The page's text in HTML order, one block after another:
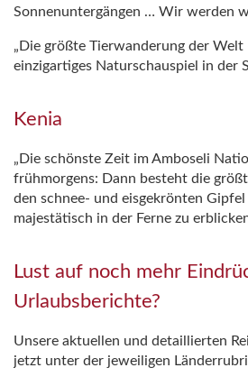
Sonnenuntergängen … Wir werden
„Die größte Tierwanderung der Welt
einzigartiges Naturschauspiel in der
Kenia
„Die schönste Zeit im Amboseli
frühmorgens: Dann besteht die
den schnee‑ und eisgekrönten
majestätisch in der Ferne zu
Lust auf noch mehr
Urlaubsberichte?
Unsere aktuellen und detaillierten
jetzt unter der jeweiligen